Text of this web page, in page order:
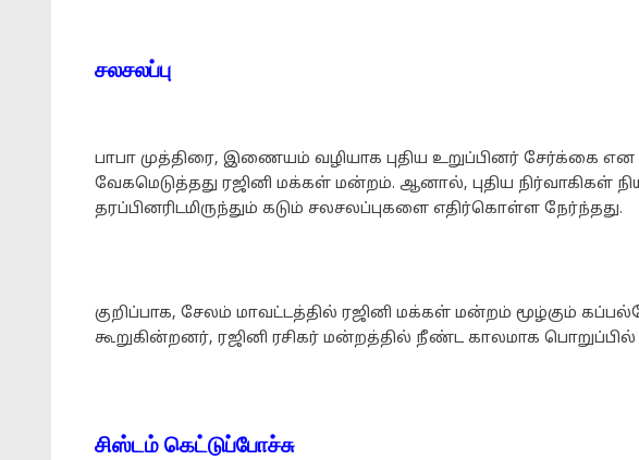
சலசலப்பு
பாபா முத்திரை, இணையம் வழியாக புதிய உறுப்பினர் சேர்க்கை என
வேகமெடுத்தது ரஜினி மக்கள் மன்றம். ஆனால், புதிய நிர்வாகிகள்
தரப்பினரிடமிருந்தும் கடும் சலசலப்புகளை எதிர்கொள்ள நேர்ந்தது.
குறிப்பாக, சேலம் மாவட்டத்தில் ரஜினி மக்கள் மன்றம் மூழ்கும்
கூறுகின்றனர், ரஜினி ரசிகர் மன்றத்தில் நீண்ட காலமாக பொறுப்பில்
சிஸ்டம் கெட்டுப்போச்சு